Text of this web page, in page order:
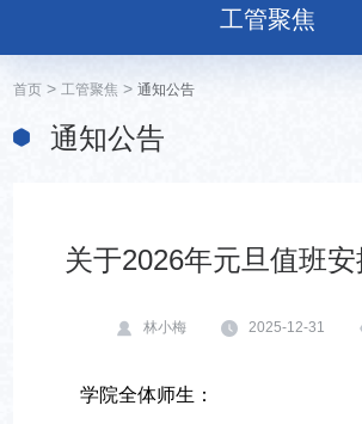
工管聚焦
首页 > 工管聚焦 >通知公告
通知公告
关于2026年元旦值班
林小梅 2025-12-31
学院全体师生：